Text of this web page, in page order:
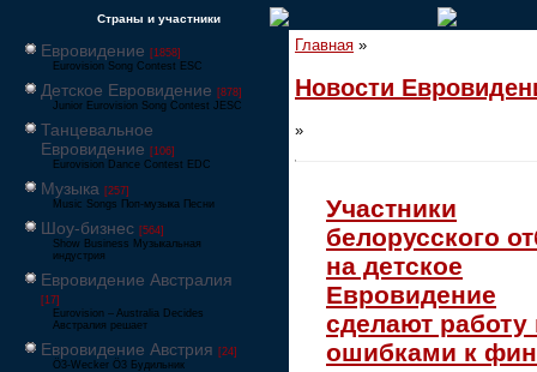
Страны и участники
Евровидение [1858]
Eurovision Song Contest ESC
Детское Евровидение [878]
Junior Eurovision Song Contest JESC
Танцевальное
Евровидение [106]
Eurovision Dance Contest EDC
Музыка [257]
Music Songs Поп-музыка Песни
Шоу-бизнес [564]
Show Business Музыкальная
индустрия
Евровидение Австралия
[17]
Eurovision – Australia Decides
Австралия решает
Евровидение Австрия [24]
Ö3-Wecker Ö3 Будильник
Главная »
Новости
»
Участники
белорусского
на детское
Евровидение
сделают работу
ошибками к